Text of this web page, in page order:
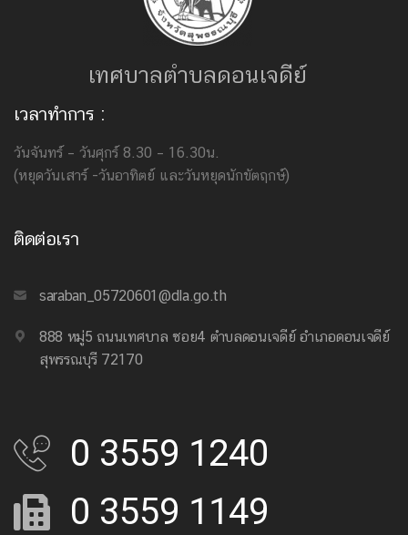
เทศบาลตำบลดอนเจดีย์
เวลาทำการ :
วันจันทร์ – วันศุกร์ 8.30 – 16.30น.
(หยุดวันเสาร์ -วันอาทิตย์ และวันหยุดนักขัตฤกษ์)
ติดต่อเรา
saraban_05720601@dla.go.th
888 หมู่5 ถนนเทศบาล ซอย4 ตำบลดอนเจดีย์ อำเภอดอนเจดีย์
สุพรรณบุรี 72170
0 3559 1240
0 3559 1149